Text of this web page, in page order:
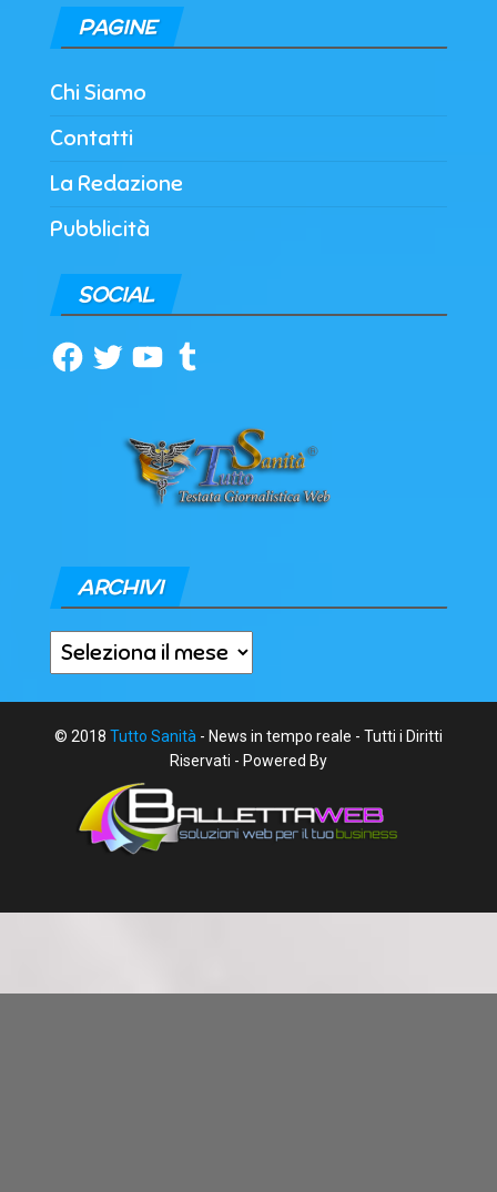
PAGINE
Chi Siamo
Contatti
La Redazione
Pubblicità
SOCIAL
Facebook
TwitterYouTubeTumblr
ARCHIVI
Archivi
© 2018 Tutto Sanità - News in tempo reale - Tutti i Diritti
Riservati - Powered By